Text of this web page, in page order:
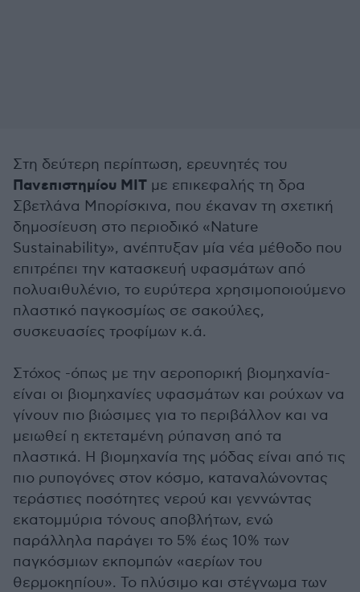
Στη δεύτερη περίπτωση, ερευνητές του
Πανεπιστημίου ΜΙΤ με επικεφαλής τη δρα
Σβετλάνα Μπορίσκινα, που έκαναν τη σχετική
δημοσίευση στο περιοδικό «Nature
Sustainability», ανέπτυξαν μία νέα μέθοδο που
επιτρέπει την κατασκευή υφασμάτων από
πολυαιθυλένιο, το ευρύτερα χρησιμοποιούμενο
πλαστικό παγκοσμίως σε σακούλες,
συσκευασίες τροφίμων κ.ά.
Στόχος -όπως με την αεροπορική βιομηχανία-
είναι οι βιομηχανίες υφασμάτων και ρούχων να
γίνουν πιο βιώσιμες για το περιβάλλον και να
μειωθεί η εκτεταμένη ρύπανση από τα
πλαστικά. Η βιομηχανία της μόδας είναι από τις
πιο ρυπογόνες στον κόσμο, καταναλώνοντας
τεράστιες ποσότητες νερού και γεννώντας
εκατομμύρια τόνους αποβλήτων, ενώ
παράλληλα παράγει το 5% έως 10% των
παγκόσμιων εκπομπών «αερίων του
θερμοκηπίου». Το πλύσιμο και στέγνωμα των